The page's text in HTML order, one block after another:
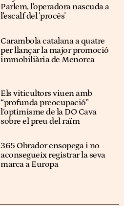
Parlem, l'operadora nascuda a
l'escalf del 'procés'
Carambola catalana a quatre
per llançar la major promoció
immobiliària de Menorca
Els viticultors viuen amb
“profunda preocupació”
l’optimisme de la DO Cava
sobre el preu del raïm
365 Obrador ensopega i no
aconsegueix registrar la seva
marca a Europa